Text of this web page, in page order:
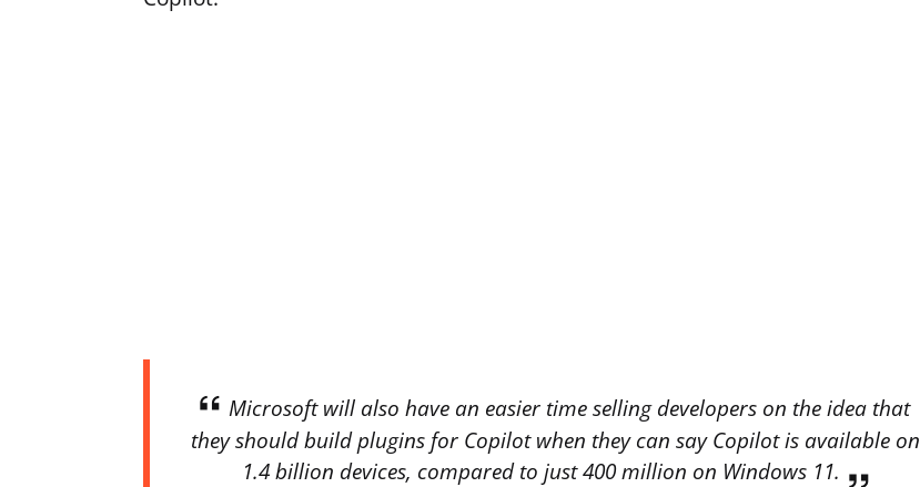
Microsoft will also have an easier time selling developers on the idea that
they should build plugins for Copilot when they can say Copilot is available on
1.4 billion devices, compared to just 400 million on Windows 11.